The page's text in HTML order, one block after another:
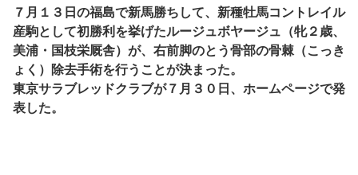
７月１３日の福島で新馬勝ちして、新種牡馬コントレイル
産駒として初勝利を挙げたルージュボヤージュ（牝２歳、
美浦・国枝栄厩舎）が、右前脚のとう骨部の骨棘（こっき
ょく）除去手術を行うことが決まった。
東京サラブレッドクラブが７月３０日、ホームページで発
表した。